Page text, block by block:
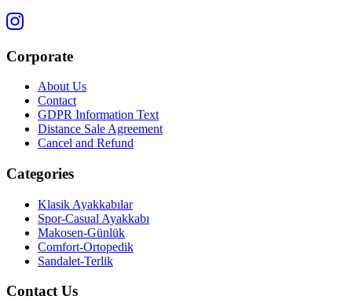
Corporate
About Us
Contact
GDPR Information Text
Distance Sale Agreement
Cancel and Refund
Categories
Klasik Ayakkabılar
Spor-Casual Ayakkabı
Makosen-Günlük
Comfort-Ortopedik
Sandalet-Terlik
Contact Us